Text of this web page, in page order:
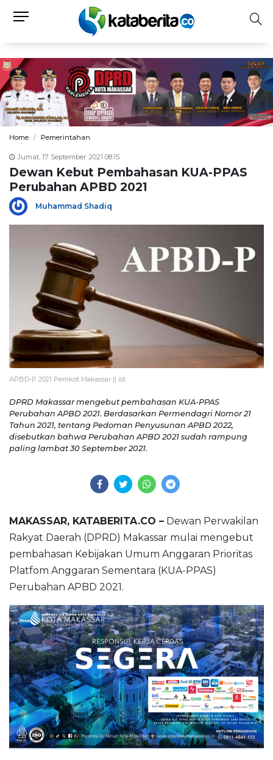
Home Pemerintahan
Jumat, 17 September 2021 08:15
Dewan Kebut Pembahasan KUA-PPAS
Perubahan APBD 2021
Muhammad Shadiq
APBD-P 2021 Pemkot Makassar || ist
DPRD Makassar mengebut pembahasan KUA-PPAS
Perubahan APBD 2021. Berdasarkan Permendagri Nomor 21
Tahun 2021, tentang Pedoman Penyusunan APBD 2022,
disebutkan bahwa Perubahan APBD 2021 sudah rampung
paling lambat 30 September 2021.
MAKASSAR, KATABERITA.CO – Dewan Perwakilan
Rakyat Daerah (DPRD) Makassar mulai mengebut
pembahasan Kebijakan Umum Anggaran Prioritas
Platfom Anggaran Sementara (KUA-PPAS)
Perubahan APBD 2021.